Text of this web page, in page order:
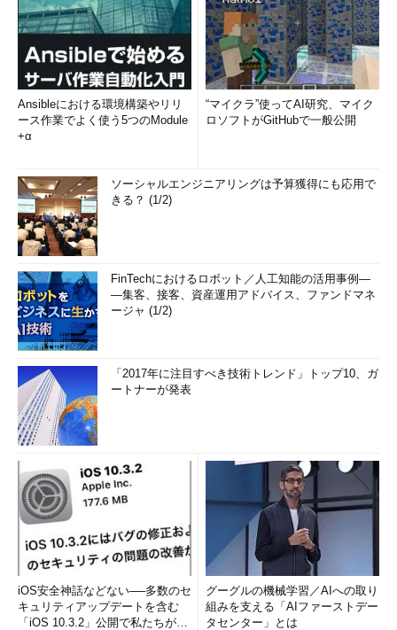
Ansibleにおける環境構築やリリ
ース作業でよく使う5つのModule
+α
“マイクラ”使ってAI研究、マイク
ロソフトがGitHubで一般公開
ソーシャルエンジニアリングは予算獲得にも応用で
きる？ (1/2)
FinTechにおけるロボット／人工知能の活用事例―
―集客、接客、資産運用アドバイス、ファンドマネ
ージャ (1/2)
「2017年に注目すべき技術トレンド」トップ10、ガ
ートナーが発表
iOS安全神話などない──多数のセ
キュリティアップデートを含む
「iOS 10.3.2」公開で私たちが学
グーグルの機械学習／AIへの取り
組みを支える「AIファーストデー
タセンター」とは